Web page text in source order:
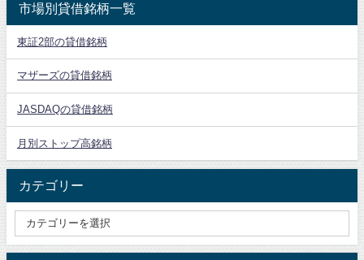
市場別貸借銘柄一覧
東証2部の貸借銘柄
マザーズの貸借銘柄
JASDAQの貸借銘柄
月別ストップ高銘柄
カテゴリー